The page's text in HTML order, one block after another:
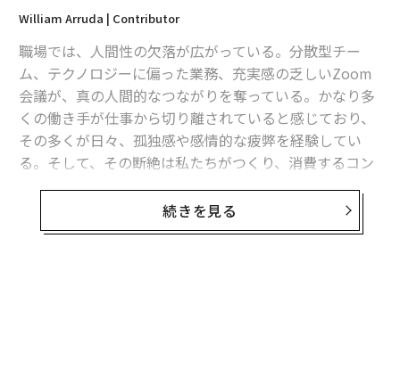
William Arruda | Contributor
職場では、人間性の欠落が広がっている。分散型チー
ム、テクノロジーに偏った業務、充実感の乏しいZoom
会議が、真の人間的なつながりを奪っている。かなり多
くの働き手が仕事から切り離されていると感じており、
その多くが日々、孤独感や感情的な疲弊を経験してい
る。そして、その断絶は私たちがつくり、消費するコン
テンツにも波及している。そこに、AI生成コンテンツの
圧倒的な量が重なる。自分の考えを発信することはかつ
てないほど容易になったが、それを見てもらい、信頼さ
続きを見る